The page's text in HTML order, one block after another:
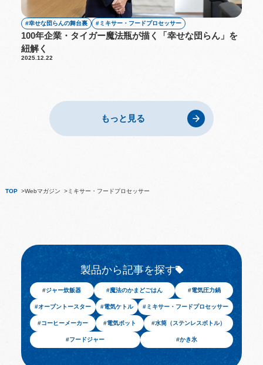
幸せな団らんの舞台裏 ミキサー・フードプロセッサー
100年企業・タイガー魔法瓶が描く「幸せな団らん」を
紐解く
2025.12.22
もっと見る
TOP Webマガジン ミキサー・フードプロセッサー
製品から記事を探す
ジャー炊飯器 魔法のかまどごはん 電気圧力鍋
オーブントースター 電気ケトル ミキサー・フードプロセッサー
コーヒーメーカー 電気ポット 水筒（ステンレスボトル）
フードジャー かき氷